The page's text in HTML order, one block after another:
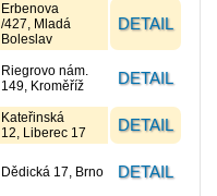
Erbenova
/427, Mladá
Boleslav
DETAIL
Riegrovo nám.
149, Kroměříž
DETAIL
Kateřinská
12, Liberec 17
DETAIL
Dědická 17, Brno DETAIL